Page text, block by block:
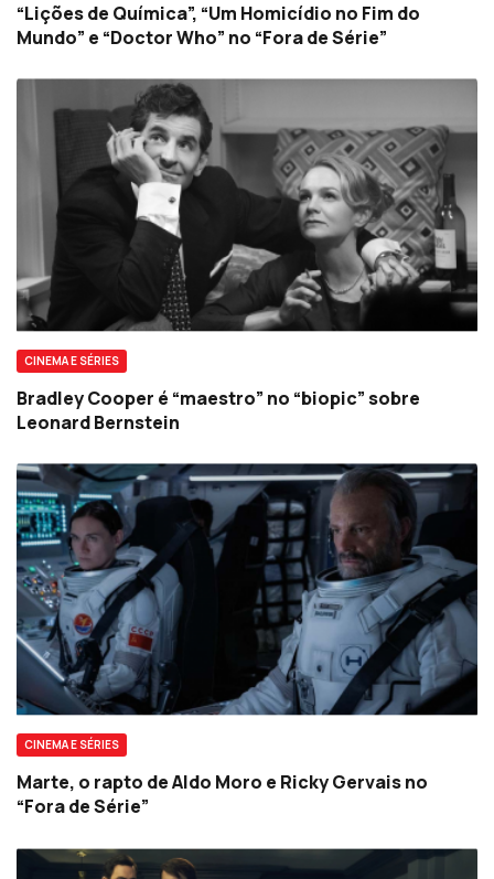
“Lições de Química”, “Um Homicídio no Fim do
Mundo” e “Doctor Who” no “Fora de Série”
CINEMA E SÉRIES
Bradley Cooper é “maestro” no “biopic” sobre
Leonard Bernstein
CINEMA E SÉRIES
Marte, o rapto de Aldo Moro e Ricky Gervais no
“Fora de Série”